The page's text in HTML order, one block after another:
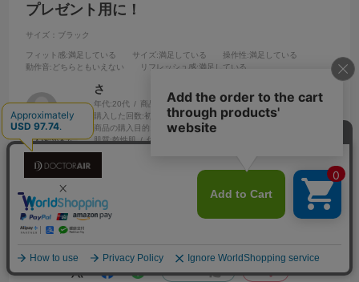
プレゼント用に！
サイズ：ブラック
フィット感:満足している サイズ:満足している 操作性:満足している
動作音:どちらともいえない リフレッシュ感:満足している
さ
年代:20代 商品を使用する方:友人・知人 性別:男性
購入した回数:初めて購入
商品の購入目的:
プレゼント用 体型:
肌質:乾性肌 住まい:
髪質:
パソコンを普段使う相手にプレゼントとしてお渡したものでとっても
喜んで頂けました！